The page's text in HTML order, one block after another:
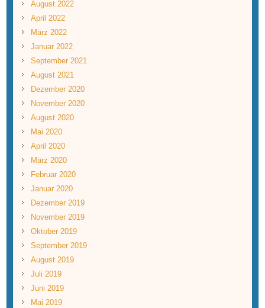
August 2022
April 2022
März 2022
Januar 2022
September 2021
August 2021
Dezember 2020
November 2020
August 2020
Mai 2020
April 2020
März 2020
Februar 2020
Januar 2020
Dezember 2019
November 2019
Oktober 2019
September 2019
August 2019
Juli 2019
Juni 2019
Mai 2019